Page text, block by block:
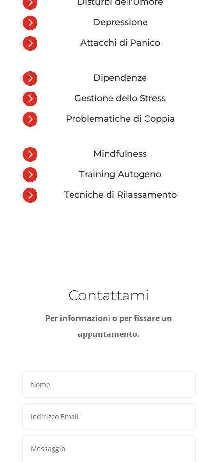
 Depressione
 Attacchi di Panico
 Dipendenze
 Gestione dello Stress
 Problematiche di Coppia
 Mindfulness
 Training Autogeno
 Tecniche di Rilassamento
Contattami
Per informazioni o per fissare un
appuntamento.